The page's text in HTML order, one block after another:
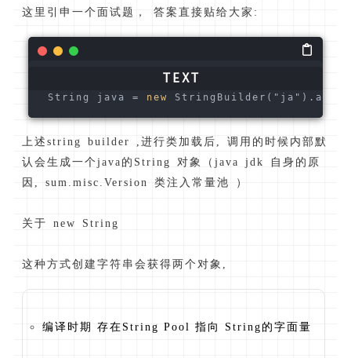
这里引申一个面试题， 答案直接贴给大家:
String java = new
上述string builder ,进行类加载后, 调用的时候内部默
认会生成一个java的String 对象（java jdk 自身的原
因, sum.misc.Version 类注入常量池 ）
关于 new String
这种方式创建字符串会获得两个对象,
编译时期 存在String Pool 指向 String的字面量